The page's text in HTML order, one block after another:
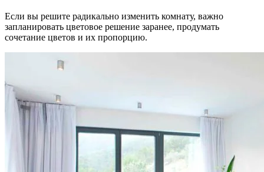
Если вы решите радикально изменить комнату, важно
запланировать цветовое решение заранее, продумать
сочетание цветов и их пропорцию.